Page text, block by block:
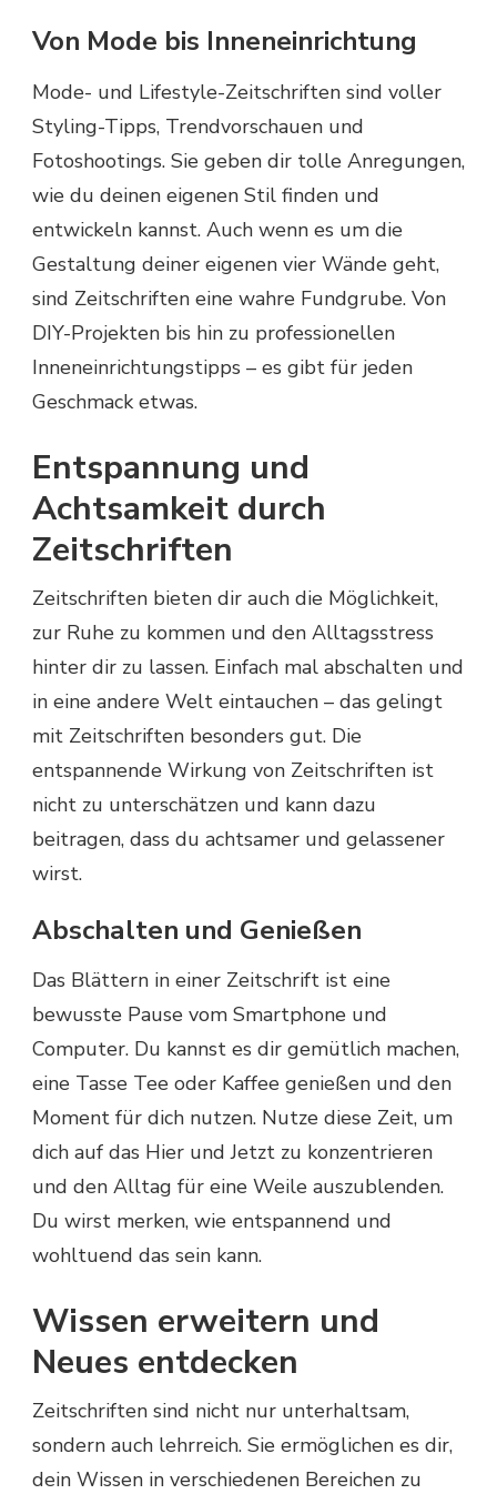
Von Mode bis Inneneinrichtung
Mode- und Lifestyle-Zeitschriften sind voller
Styling-Tipps, Trendvorschauen und
Fotoshootings. Sie geben dir tolle Anregungen,
wie du deinen eigenen Stil finden und
entwickeln kannst. Auch wenn es um die
Gestaltung deiner eigenen vier Wände geht,
sind Zeitschriften eine wahre Fundgrube. Von
DIY-Projekten bis hin zu professionellen
Inneneinrichtungstipps – es gibt für jeden
Geschmack etwas.
Entspannung und
Achtsamkeit durch
Zeitschriften
Zeitschriften bieten dir auch die Möglichkeit,
zur Ruhe zu kommen und den Alltagsstress
hinter dir zu lassen. Einfach mal abschalten und
in eine andere Welt eintauchen – das gelingt
mit Zeitschriften besonders gut. Die
entspannende Wirkung von Zeitschriften ist
nicht zu unterschätzen und kann dazu
beitragen, dass du achtsamer und gelassener
wirst.
Abschalten und Genießen
Das Blättern in einer Zeitschrift ist eine
bewusste Pause vom Smartphone und
Computer. Du kannst es dir gemütlich machen,
eine Tasse Tee oder Kaffee genießen und den
Moment für dich nutzen. Nutze diese Zeit, um
dich auf das Hier und Jetzt zu konzentrieren
und den Alltag für eine Weile auszublenden.
Du wirst merken, wie entspannend und
wohltuend das sein kann.
Wissen erweitern und
Neues entdecken
Zeitschriften sind nicht nur unterhaltsam,
sondern auch lehrreich. Sie ermöglichen es dir,
dein Wissen in verschiedenen Bereichen zu